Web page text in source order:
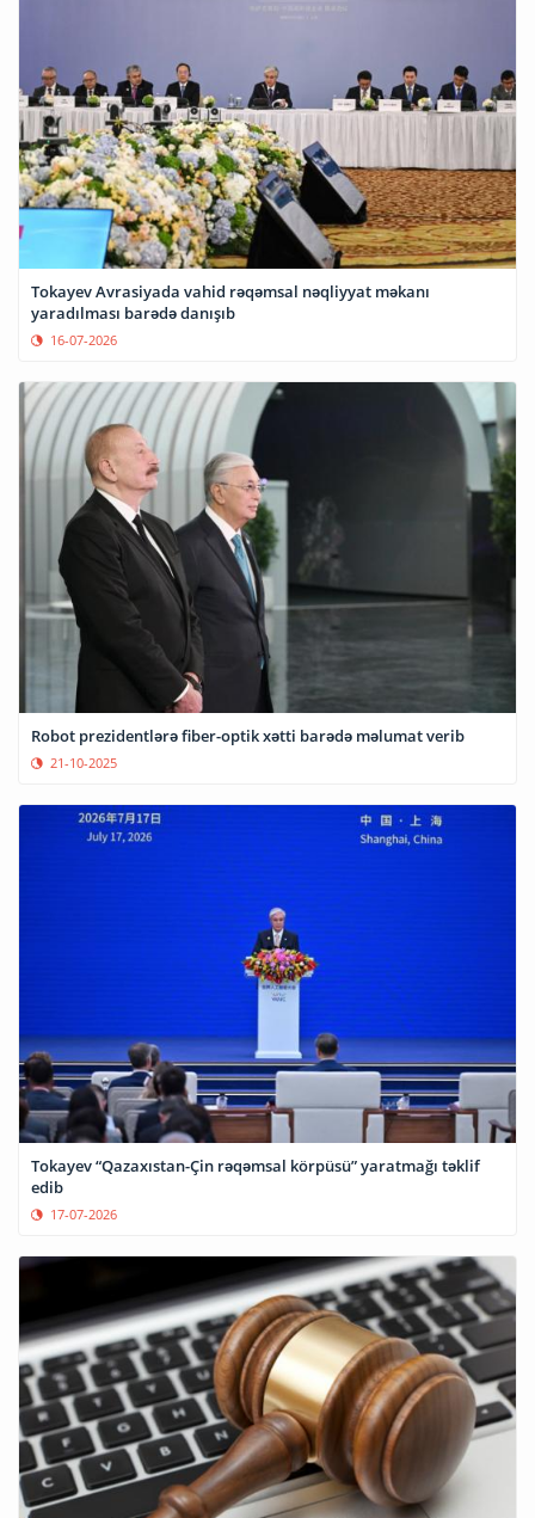
Tokayev Avrasiyada vahid rəqəmsal nəqliyyat məkanı
yaradılması barədə danışıb
16-07-2026
Robot prezidentlərə fiber-optik xətti barədə məlumat verib
21-10-2025
Tokayev “Qazaxıstan-Çin rəqəmsal körpüsü” yaratmağı təklif
edib
17-07-2026